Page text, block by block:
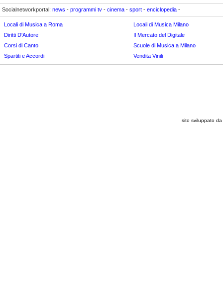
Socialnetworkportal: news - programmi tv - cinema - sport - enciclopedia -
Locali di Musica a Roma
Locali di Musica Milano
Diritti D'Autore
Il Mercato del Digitale
Corsi di Canto
Scuole di Musica a Milano
Spartiti e Accordi
Vendita Vinili
sito sviluppato